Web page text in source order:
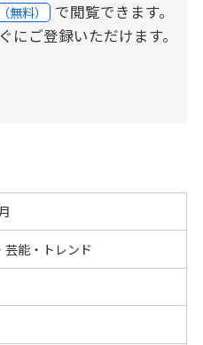
無料） で閲覧できます。
にご登録いただけます。
芸能・トレンド